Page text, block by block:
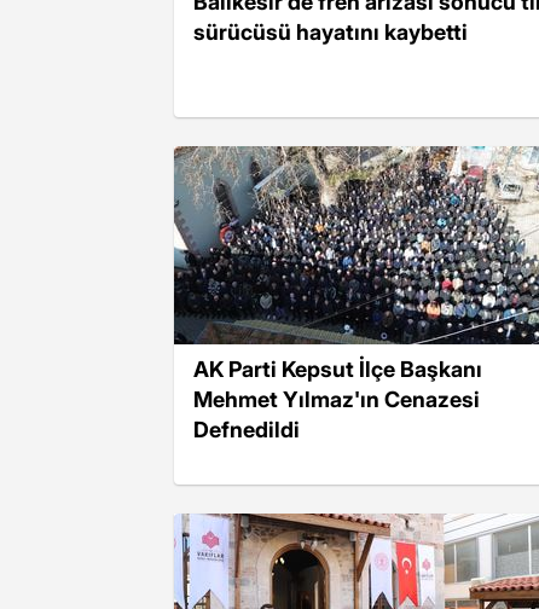
sürücüsü hayatını kaybetti
AK Parti Kepsut İlçe Başkanı
Mehmet Yılmaz'ın Cenazesi
Defnedildi